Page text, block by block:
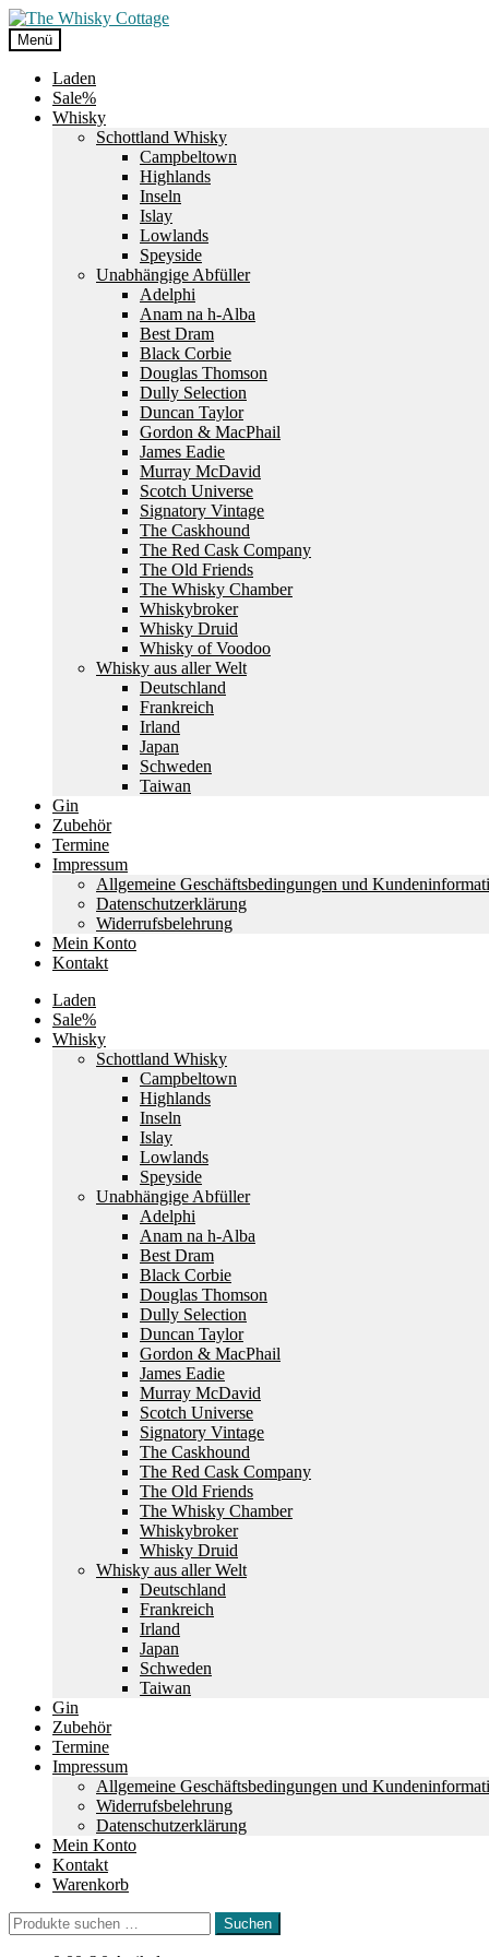
Zur
Navigation
springen
Zum
Inhalt
springen
Menü
Laden
Sale%
Whisky
Schottland Whisky
Campbeltown
Highlands
Inseln
Islay
Lowlands
Speyside
Unabhängige Abfüller
Adelphi
Anam na h-Alba
Best Dram
Black Corbie
Douglas Thomson
Dully Selection
Duncan Taylor
Gordon & MacPhail
James Eadie
Murray McDavid
Scotch Universe
Signatory Vintage
The Caskhound
The Red Cask Company
The Old Friends
The Whisky Chamber
Whiskybroker
Whisky Druid
Whisky of Voodoo
Whisky aus aller Welt
Deutschland
Frankreich
Irland
Japan
Schweden
Taiwan
Gin
Zubehör
Termine
Impressum
Allgemeine Geschäftsbedingungen und
Datenschutzerklärung
Widerrufsbelehrung
Mein Konto
Kontakt
Laden
Sale%
Whisky
Schottland Whisky
Campbeltown
Highlands
Inseln
Islay
Lowlands
Speyside
Unabhängige Abfüller
Adelphi
Anam na h-Alba
Best Dram
Black Corbie
Douglas Thomson
Dully Selection
Duncan Taylor
Gordon & MacPhail
James Eadie
Murray McDavid
Scotch Universe
Signatory Vintage
The Caskhound
The Red Cask Company
The Old Friends
The Whisky Chamber
Whiskybroker
Whisky Druid
Whisky aus aller Welt
Deutschland
Frankreich
Irland
Japan
Schweden
Taiwan
Gin
Zubehör
Termine
Impressum
Allgemeine Geschäftsbedingungen und
Widerrufsbelehrung
Datenschutzerklärung
Mein Konto
Kontakt
Warenkorb
Suchen
nach:
Suchen